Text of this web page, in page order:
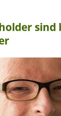
sind